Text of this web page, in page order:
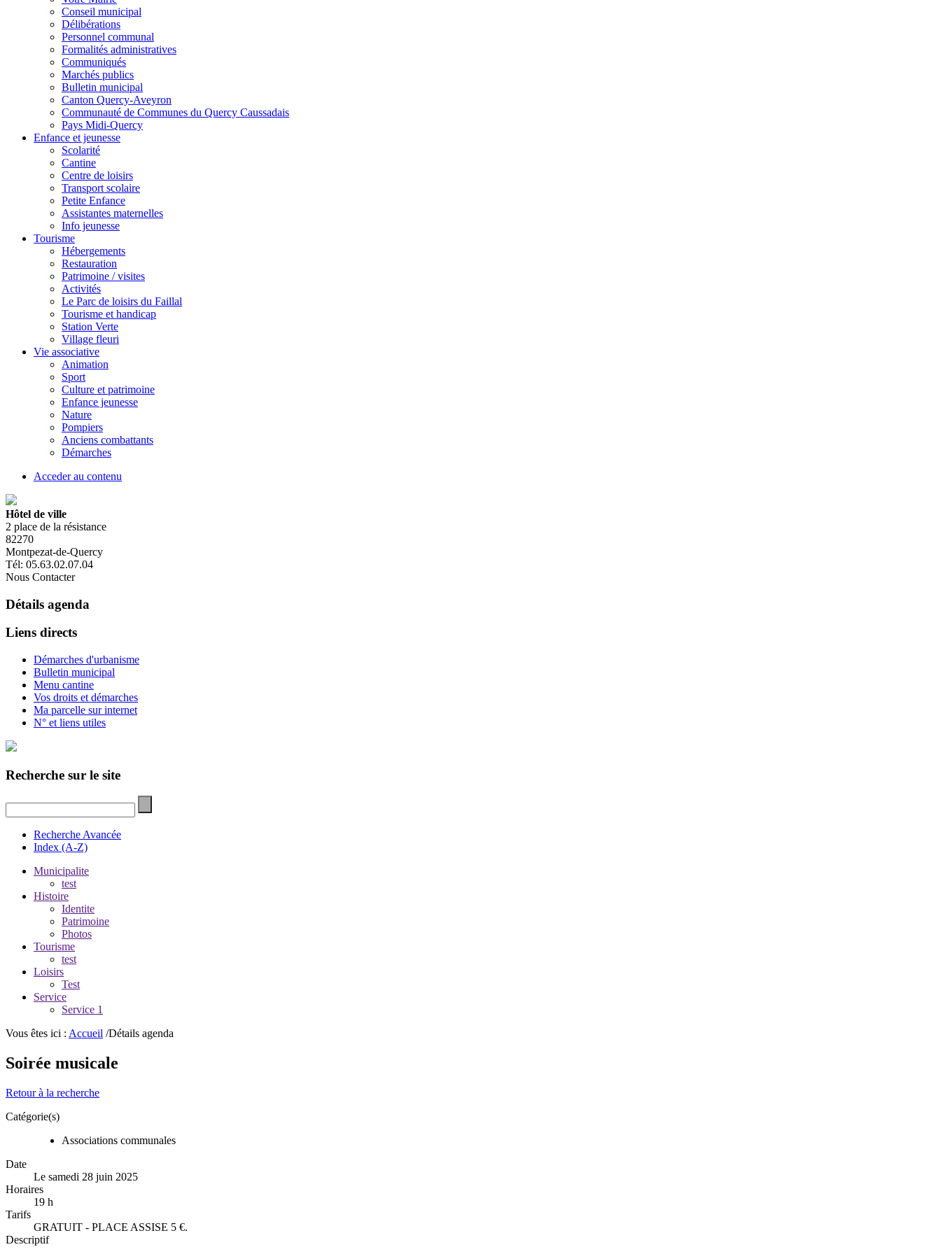
Conseil municipal
Délibérations
Personnel communal
Formalités administratives
Communiqués
Marchés publics
Bulletin municipal
Canton Quercy-Aveyron
Communauté de Communes du Quercy Caussadais
Pays Midi-Quercy
Enfance et jeunesse
Scolarité
Cantine
Centre de loisirs
Transport scolaire
Petite Enfance
Assistantes maternelles
Info jeunesse
Tourisme
Hébergements
Restauration
Patrimoine / visites
Activités
Le Parc de loisirs du Faillal
Tourisme et handicap
Station Verte
Village fleuri
Vie associative
Animation
Sport
Culture et patrimoine
Enfance jeunesse
Nature
Pompiers
Anciens combattants
Démarches
Acceder au contenu
Hôtel de ville
2 place de la résistance
82270
Montpezat-de-Quercy
Tél: 05.63.02.07.04
Nous Contacter
Détails agenda
Liens directs
Démarches d'urbanisme
Bulletin municipal
Menu cantine
Vos droits et démarches
Ma parcelle sur internet
N° et liens utiles
Recherche sur le site
Recherche Avancée
Index (A-Z)
Municipalite
test
Histoire
Identite
Patrimoine
Photos
Tourisme
test
Loisirs
Test
Service
Service 1
Vous êtes ici : Accueil /Détails agenda
Soirée musicale
Retour à la recherche
Catégorie(s)
Associations communales
Date
Le samedi 28 juin 2025
Horaires
19 h
Tarifs
GRATUIT - PLACE ASSISE 5 €.
Descriptif